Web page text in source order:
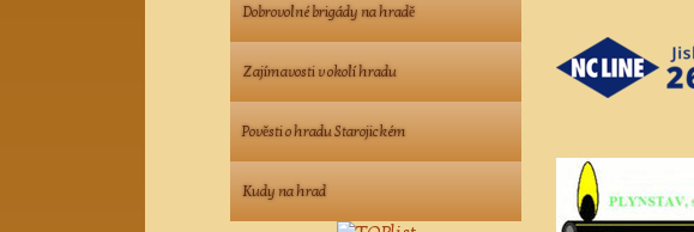
Dobrovolné brigády na hradě
Zajímavosti v okolí hradu
Pověsti o hradu Starojickém
Kudy na hrad